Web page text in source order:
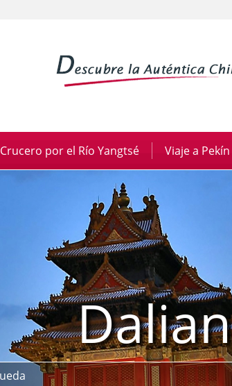
Crucero por el Río Yangtsé Viaje a Pekín
Dalian